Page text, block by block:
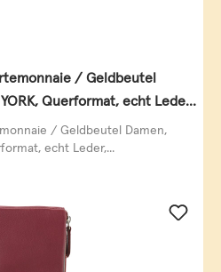
/ Geldbeutel
Querformat, echt Leder,
/ Geldbeutel Damen,
echt Leder,...